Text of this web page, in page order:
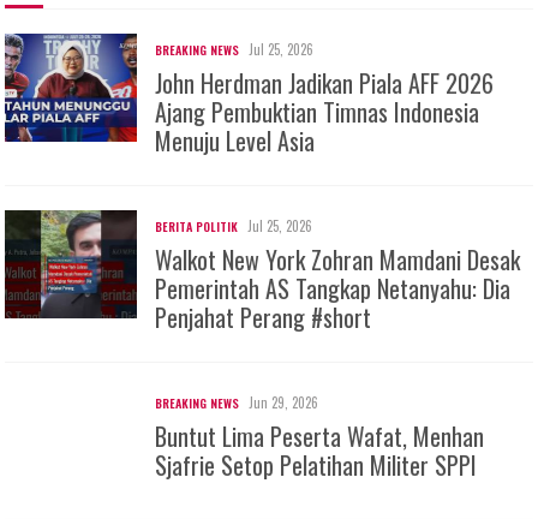
BREAKING NEWS Jul 25, 2026
John Herdman Jadikan Piala AFF 2026
Ajang Pembuktian Timnas Indonesia
Menuju Level Asia
BERITA POLITIK Jul 25, 2026
Walkot New York Zohran Mamdani Desak
Pemerintah AS Tangkap Netanyahu: Dia
Penjahat Perang #short
BREAKING NEWS Jun 29, 2026
Buntut Lima Peserta Wafat, Menhan
Sjafrie Setop Pelatihan Militer SPPI